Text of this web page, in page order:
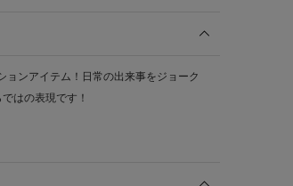
ンアイテム！日常の出来事をジョーク
はの表現です！